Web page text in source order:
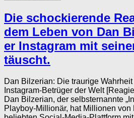
Die schockierende
dem Leben von Dan
er Instagram mit
täuscht.
Dan Bilzerian: Die traurige
Instagram-Betrüger der Welt
Dan Bilzerian, der selbsternannte
Playboy-Millionär, hat Millionen von